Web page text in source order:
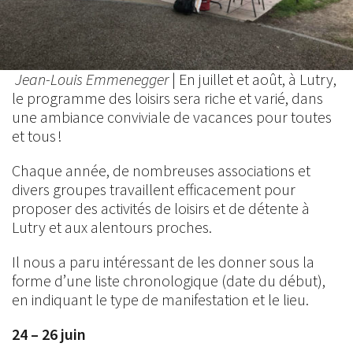
Jean-Louis Emmenegger| En juillet et août, à Lutry,
le programme des loisirs sera riche et varié, dans
une ambiance conviviale de vacances pour toutes
et tous !
Chaque année, de nombreuses associations et
divers groupes travaillent efficacement pour
proposer des activités de loisirs et de détente à
Lutry et aux alentours proches.
Il nous a paru intéressant de les donner sous la
forme d’une liste chronologique (date du début),
en indiquant le type de manifestation et le lieu.
24 – 26 juin